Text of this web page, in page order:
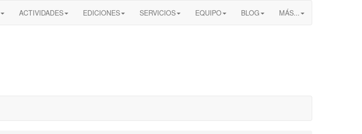
ACTIVIDADES EDICIONES SERVICIOS EQUIPO BLOG MÁS...